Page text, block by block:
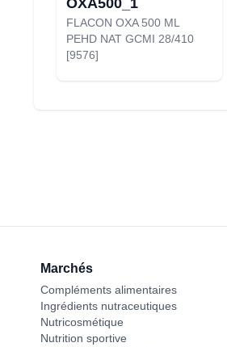
OXA500_1
FLACON OXA 500 ML
PEHD NAT GCMI 28/410
[9576]
Marchés
Compléments alimentaires
Ingrédients nutraceutiques
Nutricosmétique
Nutrition sportive